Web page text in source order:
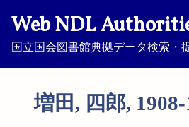
Web NDL
国立国会図書館典拠データ検索・
増田, 四郎, 1908-